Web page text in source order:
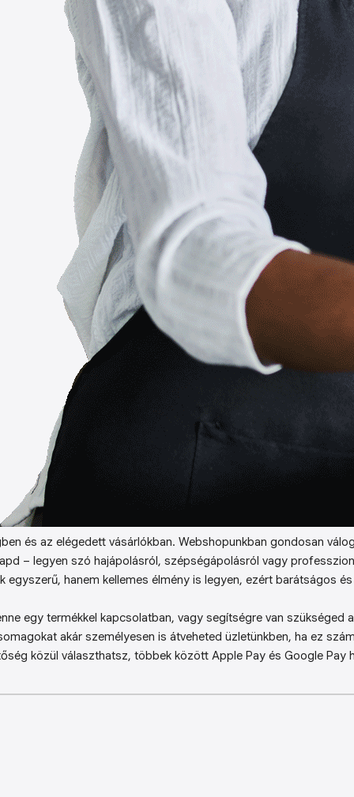
és az elégedett vásárlókban. Webshopunkban gondosan
– legyen szó hajápolásról, szépségápolásról vagy
egyszerű, hanem kellemes élmény is legyen, ezért barátságos
egy termékkel kapcsolatban, vagy segítségre van szükséged
akár személyesen is átveheted üzletünkben, ha ez
közül választhatsz, többek között Apple Pay és Google Pay